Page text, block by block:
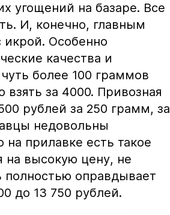
угощений на базаре. Все
И, конечно, главным
икрой. Особенно
качества и
более 100 граммов
за 4000. Привозная
рублей за 250 грамм, за
недовольны
прилавке есть такое
на высокую цену, не
полностью оправдывает
до 13 750 рублей.